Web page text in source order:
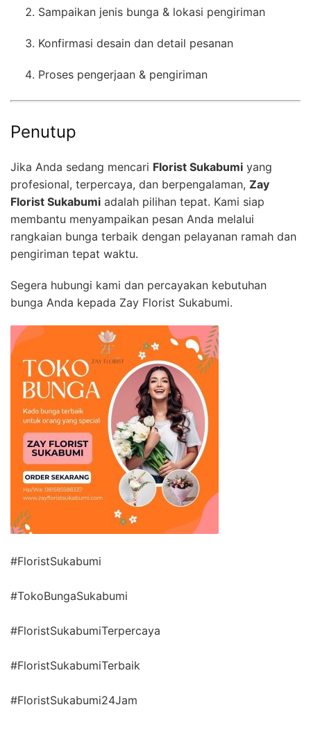
Sampaikan jenis bunga & lokasi pengiriman
Konfirmasi desain dan detail pesanan
Proses pengerjaan & pengiriman
Penutup
Jika Anda sedang mencari Florist Sukabumi yang
profesional, terpercaya, dan berpengalaman, Zay
Florist Sukabumi adalah pilihan tepat. Kami siap
membantu menyampaikan pesan Anda melalui
rangkaian bunga terbaik dengan pelayanan ramah dan
pengiriman tepat waktu.
Segera hubungi kami dan percayakan kebutuhan
bunga Anda kepada Zay Florist Sukabumi.
#FloristSukabumi
#TokoBungaSukabumi
#FloristSukabumiTerpercaya
#FloristSukabumiTerbaik
#FloristSukabumi24Jam